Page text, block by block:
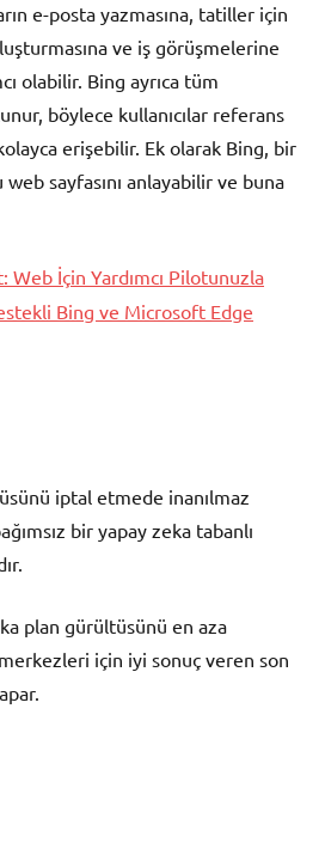
e-posta yazmasına, tatiller için
ve iş görüşmelerine
olabilir. Bing ayrıca tüm
böylece kullanıcılar referans
erişebilir. Ek olarak Bing, bir
web sayfasını anlayabilir ve buna
Web İçin Yardımcı Pilotunuzla
Bing ve Microsoft Edge
iptal etmede inanılmaz
bir yapay zeka tabanlı
plan gürültüsünü en aza
için iyi sonuç veren son